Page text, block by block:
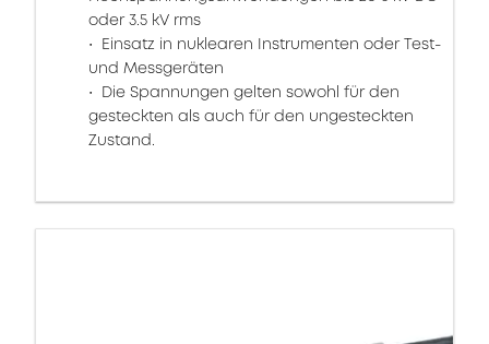
oder 3.5 kV rms
Einsatz in nuklearen Instrumenten oder Test-
und Messgeräten
Die Spannungen gelten sowohl für den
gesteckten als auch für den ungesteckten
Zustand.